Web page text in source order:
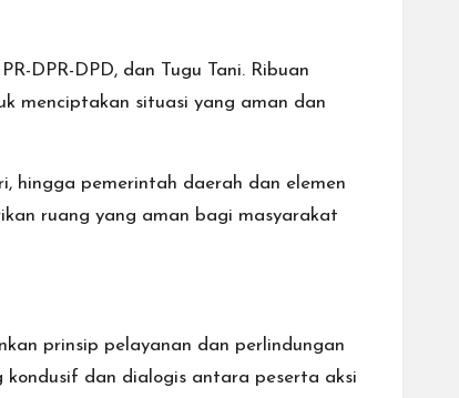
DPR-DPD, dan Tugu Tani. Ribuan
menciptakan situasi yang aman dan
hingga pemerintah daerah dan elemen
ruang yang aman bagi masyarakat
prinsip pelayanan dan perlindungan
dan dialogis antara peserta aksi